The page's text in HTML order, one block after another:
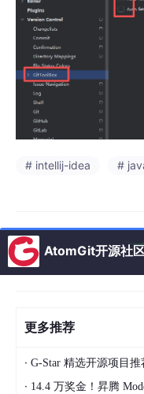
# intellij-idea #
AtomGit开源社
更多推荐
· G-Star 精选开源项目
· 14.4 万奖金！昇腾